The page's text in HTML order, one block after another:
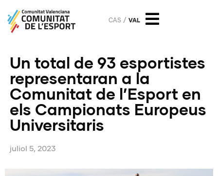
CAS VAL
Un total de 93 esportistes
representaran a la
Comunitat de l’Esport en
els Campionats Europeus
Universitaris
juliol 5, 2023